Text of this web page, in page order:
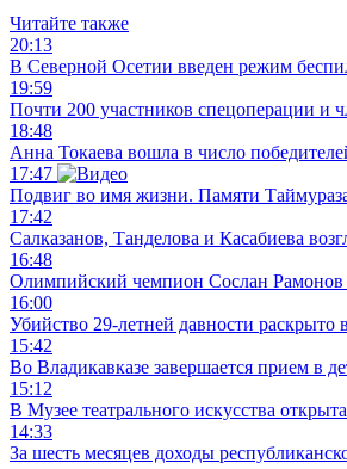
Читайте также
20:13
В Северной Осетии введен режим
19:59
Почти 200 участников спецоперации и
18:48
Анна Токаева вошла в число
17:47
Подвиг во имя жизни. Памяти
17:42
Салказанов, Танделова и Касабиева
16:48
Олимпийский чемпион Сослан Рамонов
16:00
Убийство 29-летней давности раскрыто
15:42
Во Владикавказе завершается прием в
15:12
В Музее театрального искусства
14:33
За шесть месяцев доходы